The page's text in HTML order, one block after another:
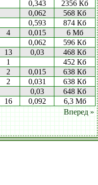
0,343
2356 Кб
0,062
568 Кб
0,593
874 Кб
4 0,015
6 Мб
0,062
596 Кб
13 0,03
468 Кб
1
452 Кб
2 0,015
638 Кб
2 0,031
638 Кб
0,03
648 Кб
16 0,092
6,3 Мб
Вперед »